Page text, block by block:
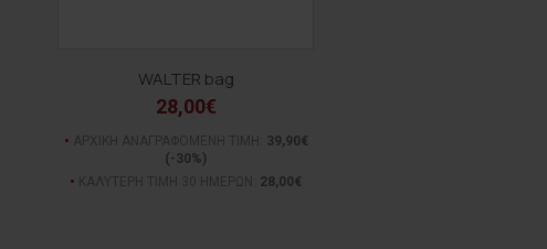
WALTER bag
28,00€
39,90€
(-30%)
28,00€